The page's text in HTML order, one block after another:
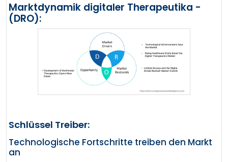
Marktdynamik digitaler Therapeutika -
(DRO):
Schlüssel Treiber:
Technologische Fortschritte treiben den Markt
an